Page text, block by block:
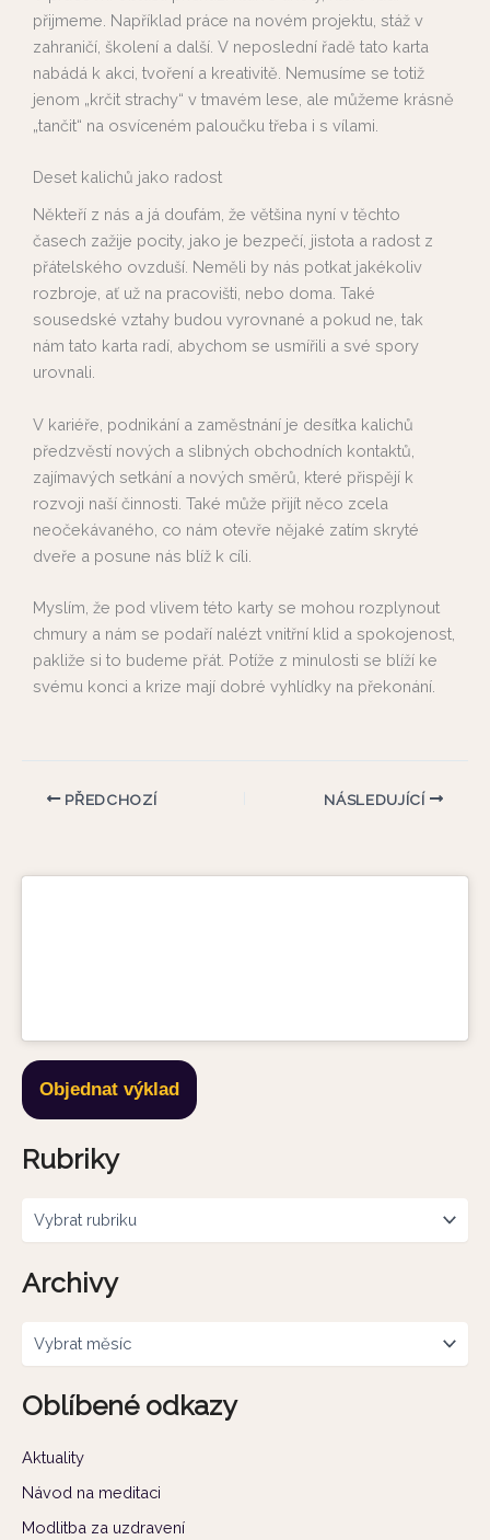
přijmeme. Například práce na novém projektu, stáž v
zahraničí, školení a další. V neposlední řadě tato karta
nabádá k akci, tvoření a kreativitě. Nemusíme se totiž
jenom „krčit strachy“ v tmavém lese, ale můžeme krásně
„tančit“ na osvíceném paloučku třeba i s vílami.
Deset kalichů jako radost
Někteří z nás a já doufám, že většina nyní v těchto
časech zažije pocity, jako je bezpečí, jistota a radost z
přátelského ovzduší. Neměli by nás potkat jakékoliv
rozbroje, ať už na pracovišti, nebo doma. Také
sousedské vztahy budou vyrovnané a pokud ne, tak
nám tato karta radí, abychom se usmířili a své spory
urovnali.
V kariéře, podnikání a zaměstnání je desítka kalichů
předzvěstí nových a slibných obchodních kontaktů,
zajímavých setkání a nových směrů, které přispějí k
rozvoji naší činnosti. Také může přijít něco zcela
neočekávaného, co nám otevře nějaké zatím skryté
dveře a posune nás blíž k cíli.
Myslím, že pod vlivem této karty se mohou rozplynout
chmury a nám se podaří nalézt vnitřní klid a spokojenost,
pakliže si to budeme přát. Potíže z minulosti se blíží ke
svému konci a krize mají dobré vyhlídky na překonání.
PŘEDCHOZÍ NÁSLEDUJÍCÍ
Objednat výklad
Rubriky
Archivy
Oblíbené odkazy
Aktuality
Návod na meditaci
Modlitba za uzdravení